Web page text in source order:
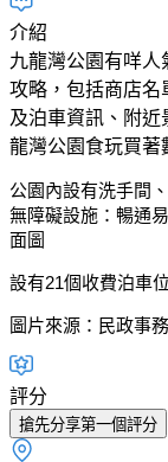
介紹
九龍灣公園有咩
攻略，包括商店名
及泊車資訊、附
龍灣公園食玩買著
公園內設有洗手間
無障礙設施：暢通
面圖
設有21個收費泊車
圖片來源：民政事
評分
搶先分享第一個評分